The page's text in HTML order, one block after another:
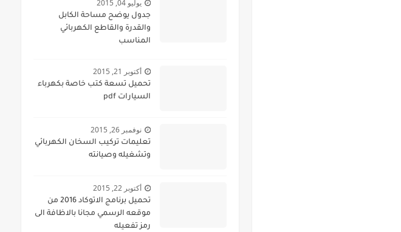
يوليو 04, 2015
جدول يوضح مساحة الكابل
والقدرة والقاطع الكهربائي
المناسب
أكتوبر 21, 2015
تحميل تسعة كتب خاصة بكهرباء
السيارات pdf
نوفمبر 26, 2015
تعليمات تركيب السخان الكهربائي
وتشغيله وصيانته
أكتوبر 22, 2015
تحميل برنامج الاتوكاد 2016 من
موقعه الرسمي مجانا بالاظافة الى
رمز تفعيله